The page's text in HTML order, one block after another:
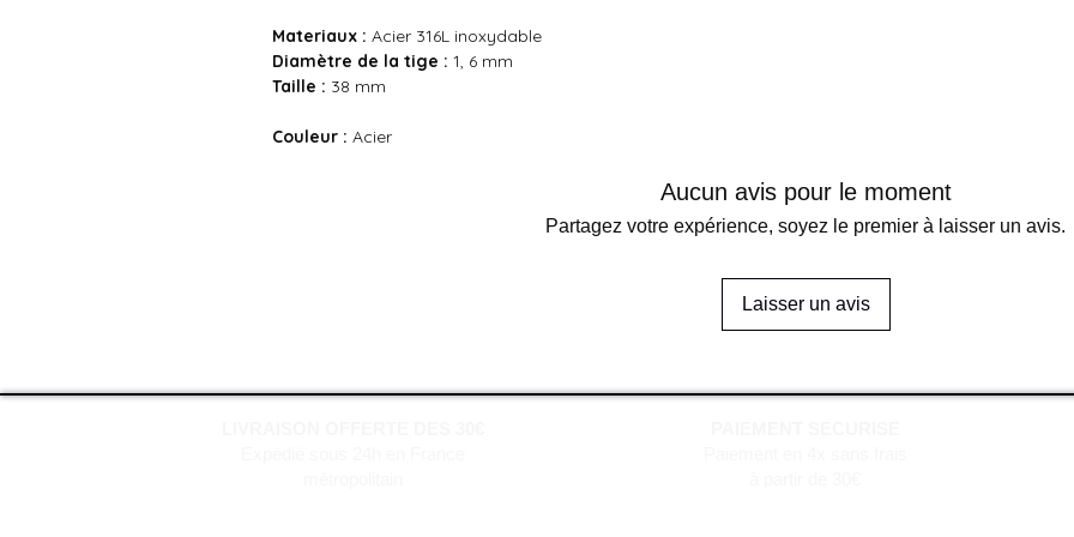
Materiaux : Acier 316L inoxydable
Diamètre de la tige : 1, 6 mm
Taille : 38 mm
Couleur : Acier
Aucun avis pour le moment
Partagez votre expérience, soyez le premier à laisser un avis.
Laisser un avis